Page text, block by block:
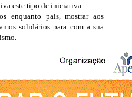
este tipo de iniciativa.
enquanto pais, mostrar aos
solidários para com a sua